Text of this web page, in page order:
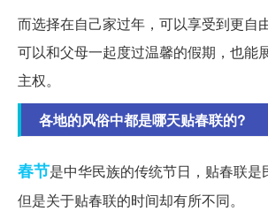
而选择在自己家过年，可以享受到更自
可以和父母一起度过温馨的假期，也能
主权。
各地的风俗中都是哪天贴春联的?
春节是中华民族的传统节日，贴春联是
但是关于贴春联的时间却有所不同。